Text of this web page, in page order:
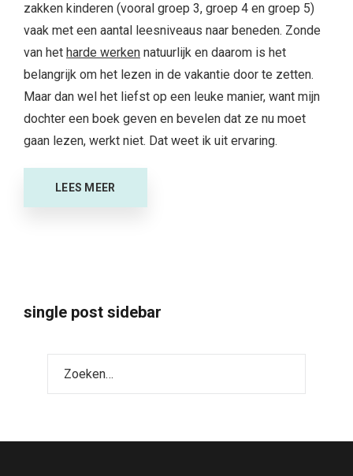
zakken kinderen (vooral groep 3, groep 4 en groep 5)
vaak met een aantal leesniveaus naar beneden. Zonde
van het harde werken natuurlijk en daarom is het
belangrijk om het lezen in de vakantie door te zetten.
Maar dan wel het liefst op een leuke manier, want mijn
dochter een boek geven en bevelen dat ze nu moet
gaan lezen, werkt niet. Dat weet ik uit ervaring.
LEES MEER
single post sidebar